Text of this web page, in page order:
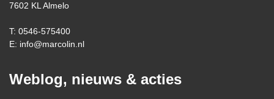
7602 KL Almelo
T: 0546-575400
E: info@marcolin.nl
Weblog, nieuws & acties